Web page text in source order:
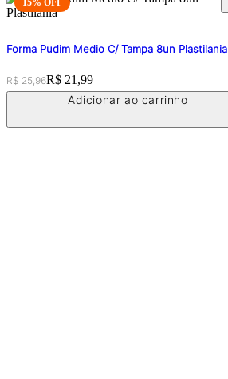
Forma Pudim Medio C/ Tampa 8un Plastilania
Original price:
R$ 25,96Price:
R$ 21,99
Adicionar ao carrinho